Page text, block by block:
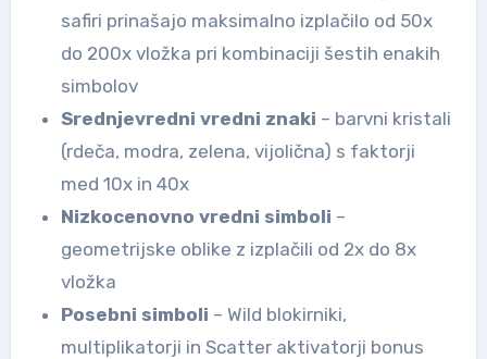
safiri prinašajo maksimalno izplačilo od 50x
do 200x vložka pri kombinaciji šestih enakih
simbolov
Srednjevredni vredni znaki – barvni kristali
(rdeča, modra, zelena, vijolična) s faktorji
med 10x in 40x
Nizkocenovno vredni simboli –
geometrijske oblike z izplačili od 2x do 8x
vložka
Posebni simboli – Wild blokirniki,
multiplikatorji in Scatter aktivatorji bonus